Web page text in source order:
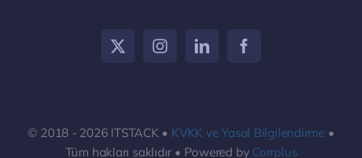
© 2018 - 2026 ITSTACK • KVKK ve Yasal Bilgilendirme•
Tüm hakları saklıdır • Powered by Corrplus